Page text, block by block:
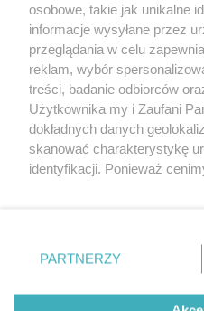
Nie zapomnij
zapoznać się z:
polityką prywatności
Twojemiasto
Piekary Śląskie
Chorzów
Tarnowskie Góry
Gliwice
osobowe, takie jak unikalne
informacje wysyłane przez
przeglądania w celu
reklam, wybór
treści, badanie odbiorców
Użytkownika my i Zaufani
dokładnych danych
skanować charakterystykę
identyfikacji. Ponieważ
prywatności znajdujący się
. Niektóre rodzaje
zgody użytkownika, ale
PARTNERZY